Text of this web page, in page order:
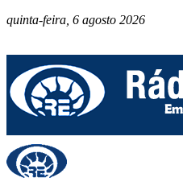
quinta-feira, 6 agosto 2026